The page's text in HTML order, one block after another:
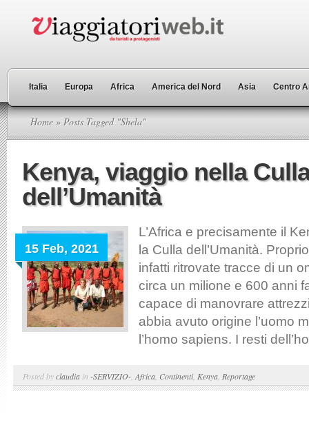
Italia Europa Africa America del Nord Asia Centro
Home » Posts Tagged "Shela"
Kenya, viaggio nella
dell’Umanità
15 Feb, 2021
L’Africa e precisamente il
la Culla dell’Umanità.
infatti ritrovate tracce di un
circa un milione e 600 anni
capace di manovrare
abbia avuto origine l’uomo
l’homo sapiens. I resti
Posted byclaudia in -SERVIZIO- Africa Continenti, Kenya Reportage